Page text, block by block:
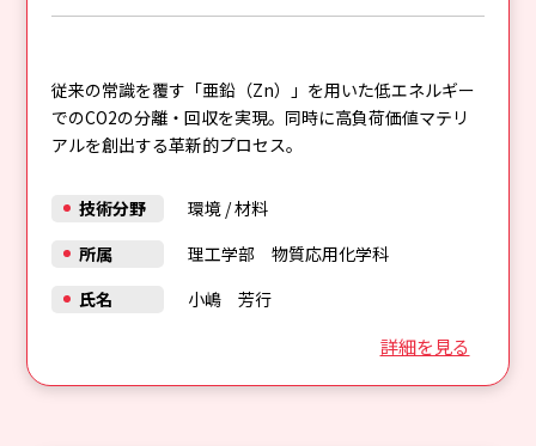
従来の常識を覆す「亜鉛（Zn）」を用いた低エネルギー
でのCO2の分離・回収を実現。同時に高負荷価値マテリ
アルを創出する革新的プロセス。
詳細を見る
技術分野 環境/材料
所属
理工学部 物質応用化学科
氏名
小嶋 芳行